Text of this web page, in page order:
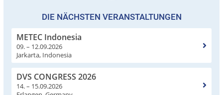
DIE NÄCHSTEN VERANSTALTUNGEN
METEC Indonesia
09. – 12.09.2026
Jarkarta, Indonesia
DVS CONGRESS 2026
14. – 15.09.2026